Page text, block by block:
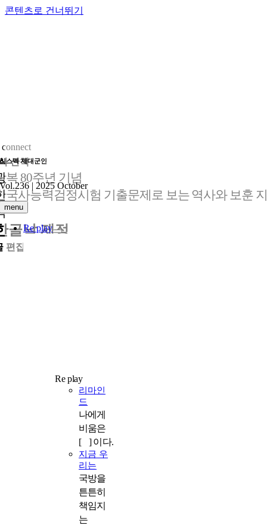
콘텐츠로 건너뛰기
리스펙 제대군인
Vol.236 | 2025 October
menu
Re play
Re play
리마인
드
나에게
비움은
[ ] 이다.
지금 우
리는
국방을
튼튼히
책임지
는
산책
복 80주년 기념
국사능력검정시험 기출문제로 보는 역사와 보훈
글날 제정
편집실